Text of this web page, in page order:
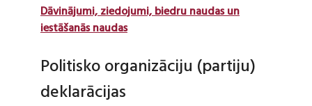
Dāvinājumi, ziedojumi, biedru naudas un
iestāšanās naudas
Politisko organizāciju (partiju)
deklarācijas